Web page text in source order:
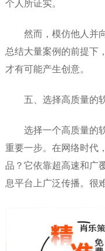
个人所证实。
然而，模仿他人并
总结大量案例的前提下
才有可能产生创意。
五、选择高质量的
选择一个高质量的
重要一步。在网络时代
品？它依靠超高速和广
息平台上广泛传播。很